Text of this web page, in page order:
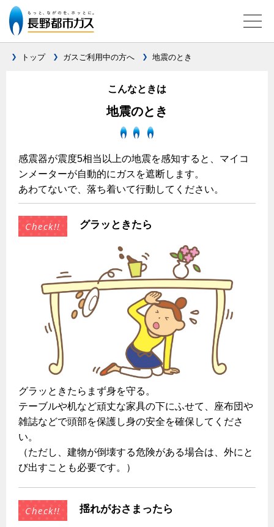
料金の計算方法
家庭用選択約款
口座振替によるお支払い
払込書による窓口でのお支払い
払込書によるスマホアプリでのお支払い
検針について
原料費調整制度について
こんなときは
ガスくさいとき・警報器が鳴ったとき
ガスが出ないとき
ガスメーターの復帰方法
ガス器具が故障したとき
地震のとき
ガス給湯器・風呂釜の凍結予防方法
故障診断
トップ ガスご利用中の方へ 地震のとき
こんなときは
地震のとき
感震器が震度5相当以上の地震を感知すると、マイコ
ンメーターが自動的にガスを遮断します。
あわてないで、落ち着いて行動してください。
グラッときたら
グラッときたらまず身を守る。
テーブルや机など頑丈な家具の下にふせて、座布団や
雑誌などで頭部を保護し身の安全を確保してくださ
い。
（ただし、建物が倒壊する危険がある場合は、外にと
び出すことも必要です。）
揺れがおさまったら